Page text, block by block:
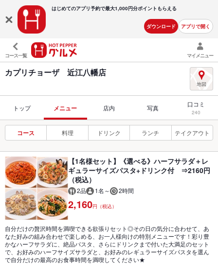
はじめてのアプリ予約で最大1,000円分ポイントもらえる
ダウンロード アプリで開く
コース一覧 マイメニュー
カプリチョーザ 近江八幡店
トップ メニュー 店内 写真 口コミ
240
コース 料理 ドリンク ランチ テイクアウト
【1名様セット】《選べる》ハーフサラダ＋レ
ギュラーサイズパスタ+ドリンク付 ⇒2160円
（税込）
2品 1名～ 2時間
2,160円（税込）
自分だけの贅沢時間を満喫できる欲張りセット◎その日の気分に合わせて、あ
なた好みの組み合わせで楽しめる、お一人様向けの特別メニューです！彩り豊
かなハーフサラダに、絶品パスタ、さらにドリンクまで付いた大満足のセット
で、お好みのハーフサイズサラダと、お好みのレギュラーサイズパスタを選ん
で自分だけの最高のお食事時間を満喫してください★